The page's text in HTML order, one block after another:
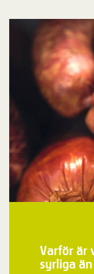
Varför är
syrliga